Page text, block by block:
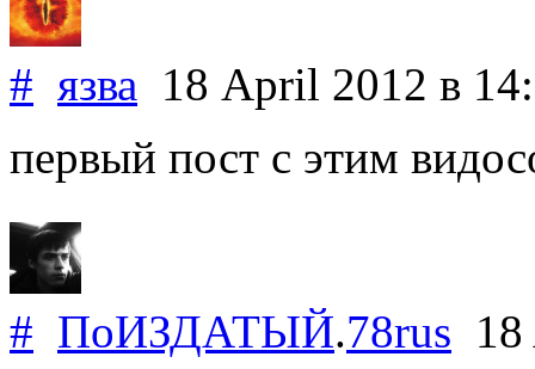
# язва 18 April 2012 в
первый пост с этим
# ПоИЗДАТЫЙ.78rus